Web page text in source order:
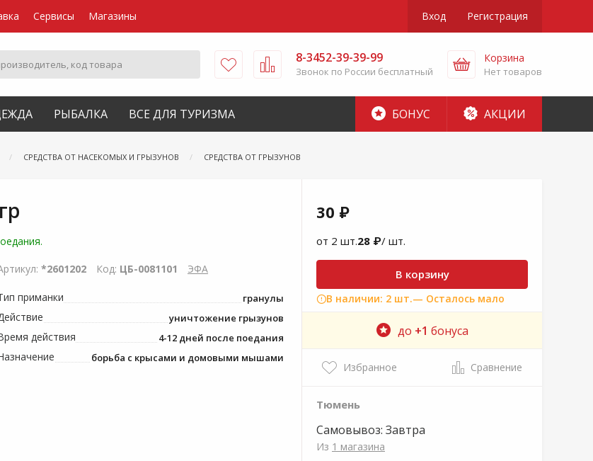
Сервисы Магазины Вход Регистрация
8-3452-39-39-99
Звонок по России бесплатный
Корзина
Нет товаров
РЫБАЛКА ВСЕ ДЛЯ ТУРИЗМА БОНУС АКЦИИ
СРЕДСТВА ОТ НАСЕКОМЫХ И ГРЫЗУНОВ СРЕДСТВА ОТ ГРЫЗУНОВ
*2601202 Код: ЦБ-0081101 ЭФА
приманки гранулы
уничтожение грызунов
действия 4-12 дней после поедания
борьба с крысами и домовыми мышами
30 ₽
от 2 шт.28 ₽/ шт.
В корзину
В наличии: 2 шт.— Осталось мало
до +1 бонуса
Избранное Сравнение
Тюмень
Самовывоз: Завтра
Из 1 магазина